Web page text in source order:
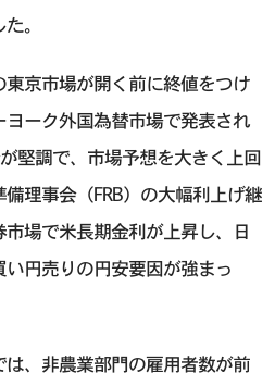
。
京市場が開く前に終値をつけ
ーク外国為替市場で発表され
堅調で、市場予想を大きく上回
理事会（FRB）の大幅利上げ継
場で米長期金利が上昇し、日
円売りの円安要因が強まっ
、非農業部門の雇用者数が前